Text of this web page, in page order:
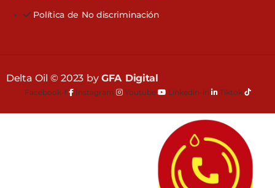
Política de No discriminación
Delta Oil © 2023 by GFA Digital
Facebook-f Instagram Youtube Linkedin-in Tiktok